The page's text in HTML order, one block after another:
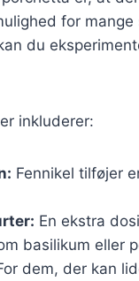
for
du
inkluderer:
Fennikel tilføjer
En ekstra
basilikum eller
dem, der kan